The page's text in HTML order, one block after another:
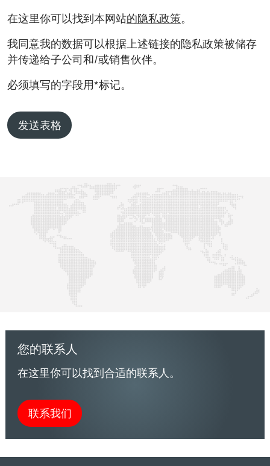
在这里你可以找到本网站的隐私政策。
我同意我的数据可以根据上述链接的隐私政策被储存
并传递给子公司和/或销售伙伴。
必须填写的字段用*标记。
发送表格
您的联系人
在这里你可以找到合适的联系人。
联系我们